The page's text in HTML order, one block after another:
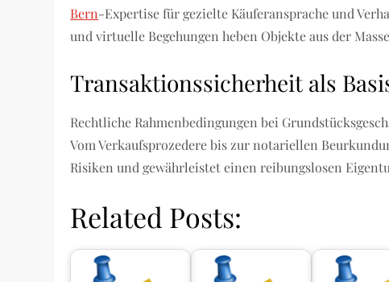
Bern-Expertise für gezielte Käuferansprache und
und virtuelle Begehungen heben Objekte aus der
Transaktionssicherheit als
Rechtliche Rahmenbedingungen bei
Vom Verkaufsprozedere bis zur notariellen
Risiken und gewährleistet einen reibungslosen
Related Posts: